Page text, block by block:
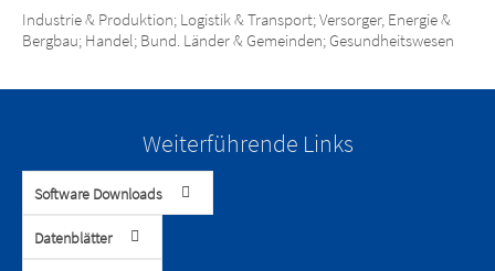
Industrie & Produktion; Logistik & Transport; Versorger, Energie &
Bergbau; Handel; Bund. Länder & Gemeinden; Gesundheitswesen
Weiterführende Links
Software Downloads
Datenblätter